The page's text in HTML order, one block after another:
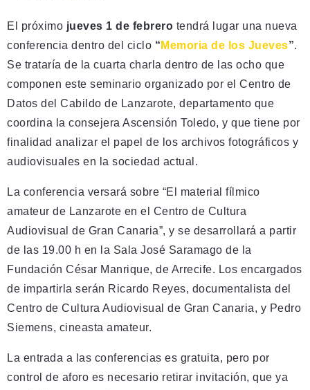
El próximo jueves 1 de febrero tendrá lugar una nueva
conferencia dentro del ciclo “ Memoria de los Jueves”.
Se trataría de la cuarta charla dentro de las ocho que
componen este seminario organizado por el Centro de
Datos del Cabildo de Lanzarote, departamento que
coordina la consejera Ascensión Toledo, y que tiene por
finalidad analizar el papel de los archivos fotográficos y
audiovisuales en la sociedad actual.
La conferencia versará sobre “El material fílmico
amateur de Lanzarote en el Centro de Cultura
Audiovisual de Gran Canaria”, y se desarrollará a partir
de las 19.00 h en la Sala José Saramago de la
Fundación César Manrique, de Arrecife. Los encargados
de impartirla serán Ricardo Reyes, documentalista del
Centro de Cultura Audiovisual de Gran Canaria, y Pedro
Siemens, cineasta amateur.
La entrada a las conferencias es gratuita, pero por
control de aforo es necesario retirar invitación, que ya